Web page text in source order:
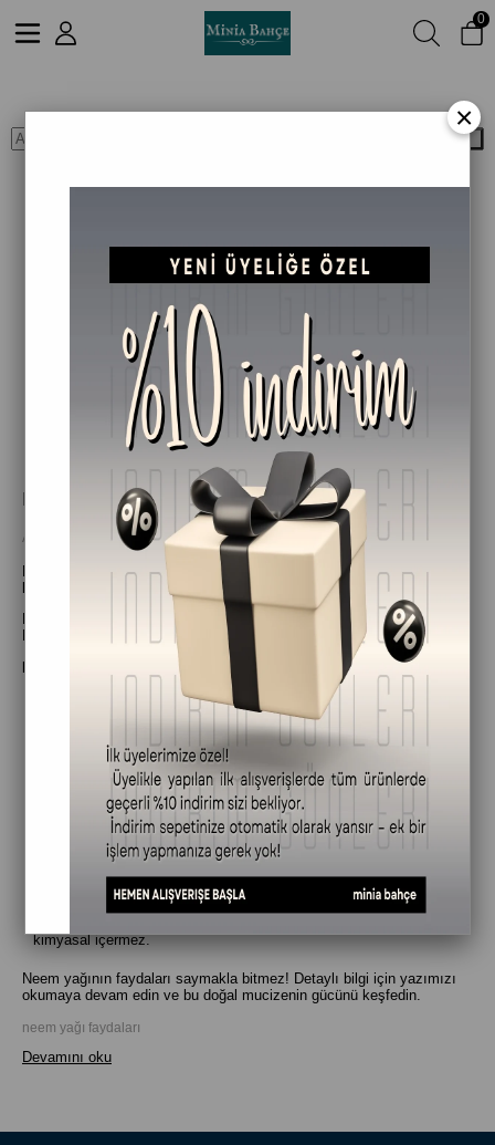
0
Ara
Neem Yağının Şaşırtıcı Faydaları: Keşfedin!
Neem Yağının Şaşırtıcı Faydaları: Keşfedin!
Aralık 30, 2024 Neem Yağının Şaşırtıcı Faydaları: Keşfedin!
Doğanın gizli hazinelerinden biri olan Neem ağacının mucizevi gücünü
Binlerce yıldır Ayurveda tıbbında kullanılan Neem yağı, şimdi Minia
Bahçe'nin organik sertifikalı ürünleriyle sizlerle buluşuyor.
Peki, bu değerli yağ hayatınıza neler katabilir?
Cilt sorunlarına karşı etkilidir:
Akne, egzama, sedef gibi
sorunları yatıştırır, cildinizi yeniler.
Saçlarınızı güçlendirir:Saç dökülmesini azaltır, kepeğe karşı
etkilidir ve saçlarınıza parlaklık kazandırır.
Evcil hayvanlarınız için doğal bir bakımdır:
Pire ve keneleri
uzaklaştırır, tüylerini sağlıklı tutar.
sağlıklı büyümesini destekler.
kimyasal içermez.
Neem yağının faydaları saymakla bitmez! Detaylı bilgi için yazımızı
okumaya devam edin ve bu doğal mucizenin gücünü keşfedin.
neem yağı faydaları
Devamını oku
×